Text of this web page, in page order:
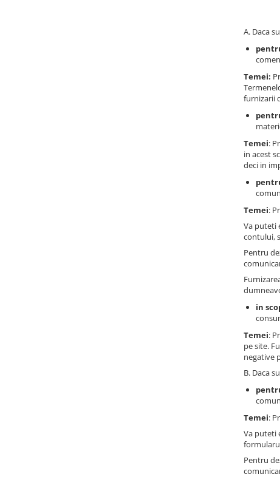
A. Daca
Temei:
furnizarii
Temei:
in acest
deci in
Temei:
Va puteti
contului,
Pentru
in
Temei:
pe site.
negative
B. Daca
Temei:
Va puteti
Pentru